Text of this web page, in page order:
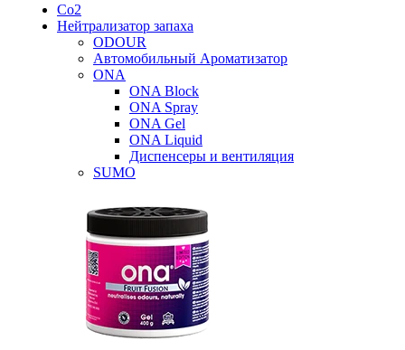
Со2
Нейтрализатор запаха
ODOUR
Автомобильный Ароматизатор
ONA
ONA Block
ONA Spray
ONA Gel
ONA Liquid
Диспенсеры и вентиляция
SUMO